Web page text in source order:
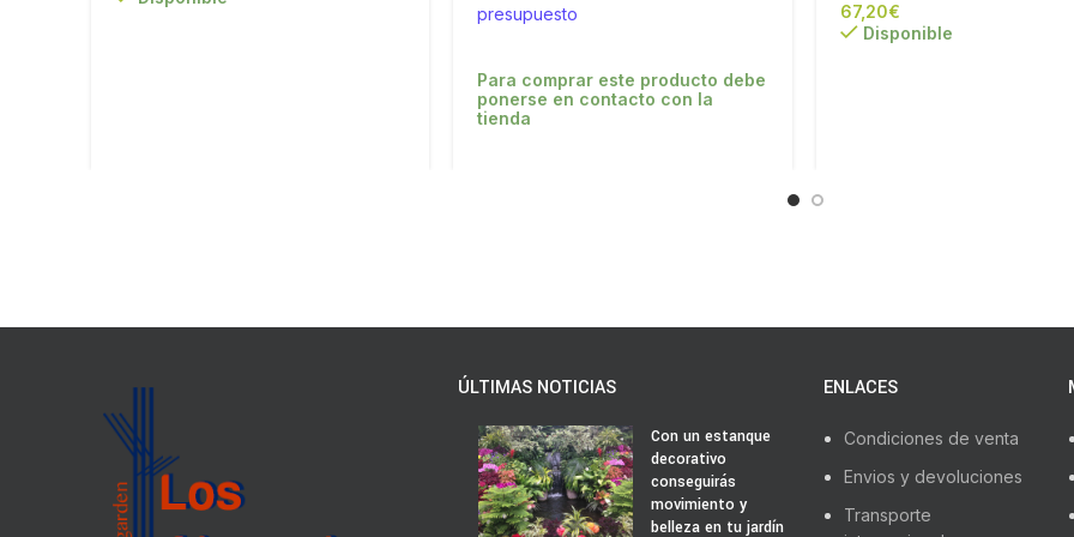
presupuesto
Para comprar este producto debe
ponerse en contacto con la
tienda
€
Disponible
ÚLTIMAS NOTICIAS
Con un estanque
decorativo
conseguirás
movimiento y
belleza en tu jardín
ENLACES
Condiciones de venta
Envios y devoluciones
Transporte